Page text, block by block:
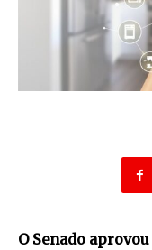
O Senado